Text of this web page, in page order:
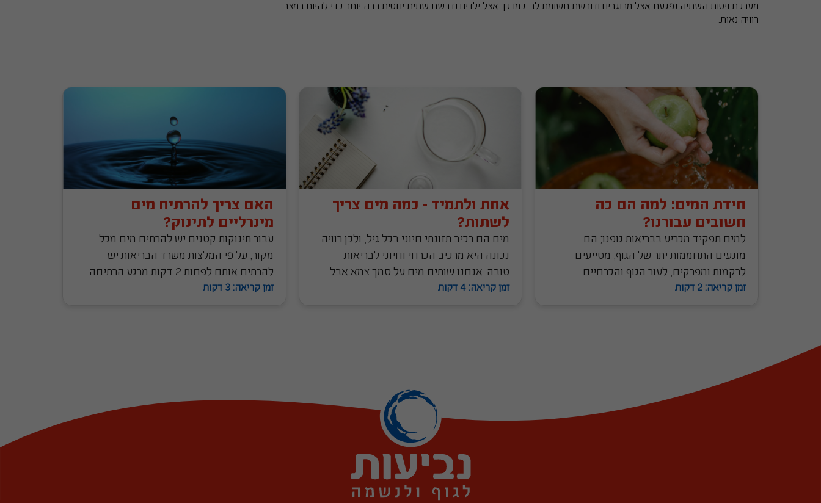
רוויה נאות.
חידת המים: למה הם כה
חשובים עבורנו?
למים תפקיד מכריע בבריאות גופנו; הם
מונעים התחממות יתר של הגוף, מסייעים
לרקמות ומפרקים, לעור הגוף והכרחיים
לעיכול תקין. הם משקה נטול קלוריות מושלם,
ובחנקות.
זמן קריאה: 2 דקות
אחת ולתמיד - כמה מים צריך
לשתות?
מים הם רכיב תזונתי חיוני בכל גיל, ולכן רוויה
נכונה היא מרכיב הכרחי וחיוני לבריאות
טובה. אנחנו שותים מים על סמך צמא אבל
זמן קריאה: 4 דקות
האם צריך להרתיח מים
מינרליים לתינוק?
עבור תינוקות קטנים יש להרתיח מים מכל
מקור, על פי המלצות משרד הבריאות יש
להרתיח אותם לפחות 2 דקות מרגע הרתיחה
אך להגיש אותם כשהן מצוננים לגמרי.
זמן קריאה: 3 דקות